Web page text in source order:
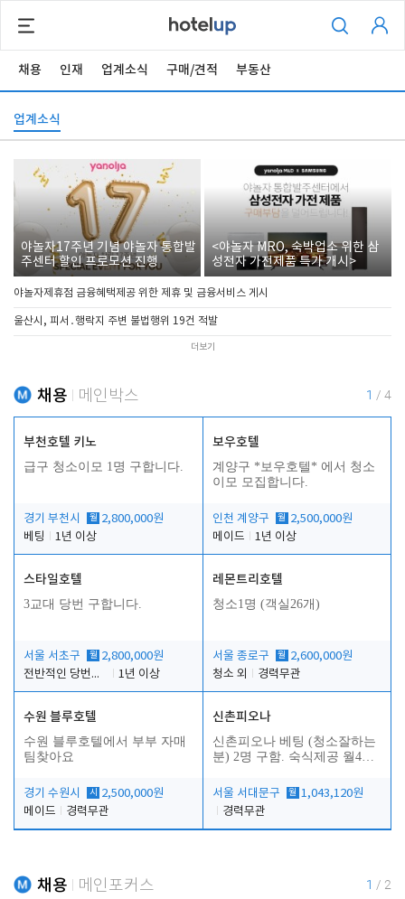
채용 인재 업계소식 구매/견적 부동산
업계소식
야놀자17주년 기념 야놀자 통합발
주센터 할인 프로모션 진행
<야놀자 MRO, 숙박업소 위한 삼
성전자 가전제품 특가 개시>
야놀자제휴점 금융혜택제공 위한 제휴 및 금융서비스 게시
울산시, 피서․행락지 주변 불법행위 19건 적발
더보기
채용 메인박스 1 / 4
부천호텔 키노
급구 청소이모 1명 구합니다.
경기 부천시 월 2,800,000원
베팅
1년 이상
보우호텔
계양구 *보우호텔* 에서 청소
이모 모집합니다.
인천 계양구 월 2,500,000원
메이드
1년 이상
스타일호텔
3교대 당번 구합니다.
서울 서초구 월 2,800,000원
전반적인 당번업무
1년 이상
레몬트리호텔
청소1명 (객실26개)
서울 종로구 월 2,600,000원
청소 외
경력무관
수원 블루호텔
수원 블루호텔에서 부부 자매
팀찾아요
경기 수원시 시
2,500,000원
메이드
경력무관
신촌피오나
신촌피오나 베팅 (청소잘하는
분) 2명 구함. 숙식제공 월4회
서울 서대문구
월 1,043,120원
경력무관
채용 메인포커스 1 / 2